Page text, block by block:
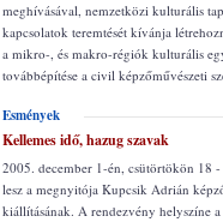
meghívásával, nemzetközi kulturális
kapcsolatok teremtését kívánja
a mikro-, és makro-régiók kulturális
továbbépítése a civil képzőművészeti
Esmények
Kellemes idő, hazug szavak
2005. december 1-én, csütörtökön 18
lesz a megnyitója Kupcsik Adrián
kiállításának. A rendezvény helyszíne